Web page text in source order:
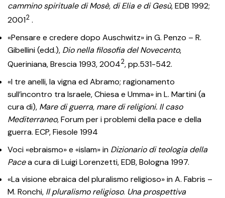
cammino spirituale di Mosè, di Elia e di Gesù, EDB 1992;
20012 .
«Pensare e credere dopo Auschwitz» in G. Penzo – R.
Gibellini (edd.), Dio nella filosofia del Novecento,
Queriniana, Brescia 1993, 20042, pp.531-542.
«I tre anelli, la vigna ed Abramo; ragionamento
sull’incontro tra Israele, Chiesa e Umma» in L. Martini (a
cura di), Mare di guerra, mare di religioni. Il caso
Mediterraneo, Forum per i problemi della pace e della
guerra. ECP, Fiesole 1994
Voci «ebraismo» e «islam» in Dizionario di teologia della
Pacea cura di Luigi Lorenzetti, EDB, Bologna 1997.
«La visione ebraica del pluralismo religioso» in A. Fabris –
M. Ronchi, Il pluralismo religioso. Una prospettiva